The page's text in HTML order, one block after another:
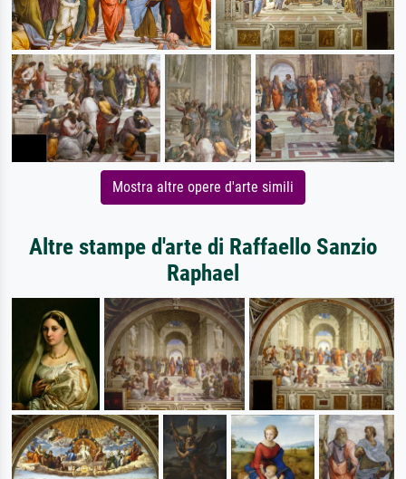
Mostra altre opere d'arte simili
Altre stampe d'arte di Raffaello Sanzio
Raphael